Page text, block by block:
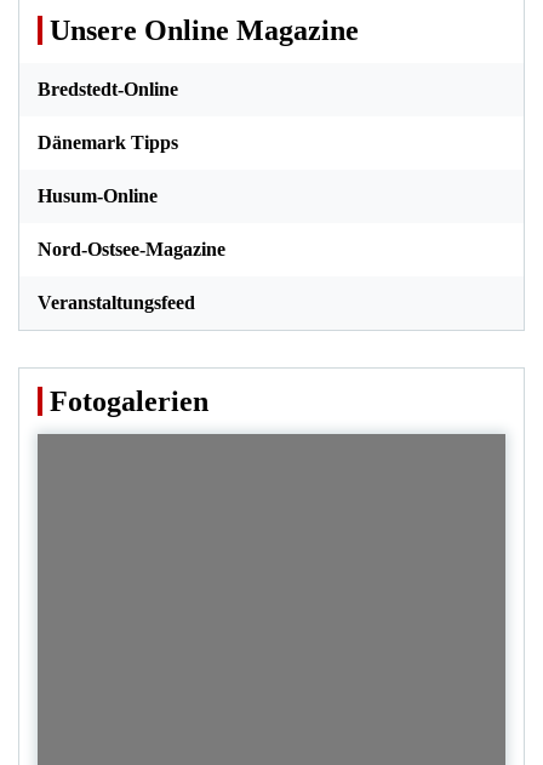
Unsere Online Magazine
Bredstedt-Online
Dänemark Tipps
Husum-Online
Nord-Ostsee-Magazine
Veranstaltungsfeed
Fotogalerien